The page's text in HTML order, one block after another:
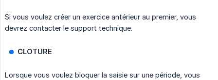
Si vous voulez créer un exercice antérieur au premier, vous
devrez contacter le support technique.
CLOTURE
Lorsque vous voulez bloquer la saisie sur une période, vous